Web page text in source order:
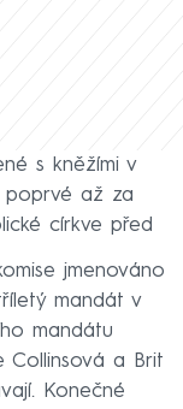
s kněžími v
poprvé až za
církve před
jmenováno
mandát v
mandátu
Collinsová a Brit
Konečné